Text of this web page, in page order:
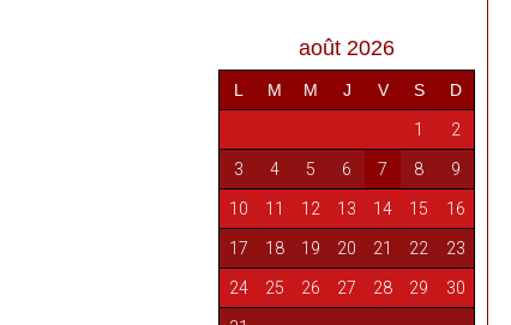
août 2026
L M M J V S D
1 2
3 4 5 6 7 8 9
10 11 12 13 14 15 16
17 18 19 20 21 22 23
24 25 26 27 28 29 30